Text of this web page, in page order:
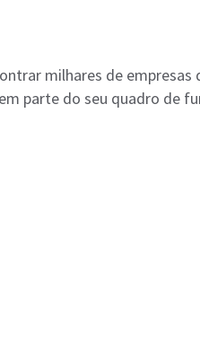
milhares de
parte do seu quadro de